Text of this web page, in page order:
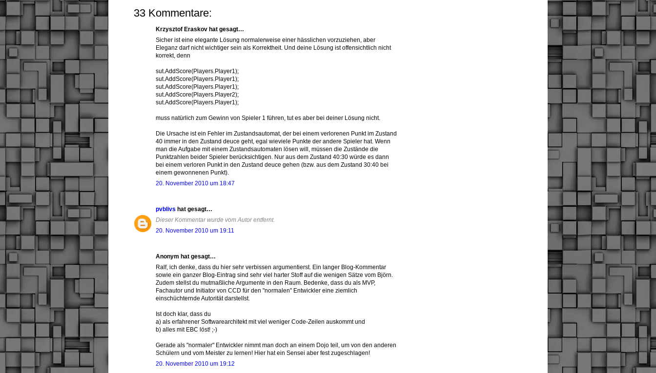
33 Kommentare:
Krzysztof Eraskov hat gesagt…
Sicher ist eine elegante Lösung normalerweise einer hässlichen vorzuziehen, aber
Eleganz darf nicht wichtiger sein als Korrektheit. Und deine Lösung ist offensichtlich nicht
korrekt, denn
sut.AddScore(Players.Player1);
sut.AddScore(Players.Player1);
sut.AddScore(Players.Player1);
sut.AddScore(Players.Player2);
sut.AddScore(Players.Player1);
muss natürlich zum Gewinn von Spieler 1 führen, tut es aber bei deiner Lösung nicht.
Die Ursache ist ein Fehler im Zustandsautomat, der bei einem verlorenen Punkt im Zustand
40 immer in den Zustand deuce geht, egal wieviele Punkte der andere Spieler hat. Wenn
man die Aufgabe mit einem Zustandsautomaten lösen will, müssen die Zustände die
Punktzahlen beider Spieler berücksichtigen. Nur aus dem Zustand 40:30 würde es dann
bei einem verloren Punkt in den Zustand deuce gehen (bzw. aus dem Zustand 30:40 bei
einem gewonnenen Punkt).
20. November 2010 um 18:47
pvblivs hat gesagt…
Dieser Kommentar wurde vom Autor entfernt.
20. November 2010 um 19:11
Anonym hat gesagt…
Ralf, ich denke, dass du hier sehr verbissen argumentierst. Ein langer Blog-Kommentar
sowie ein ganzer Blog-Eintrag sind sehr viel harter Stoff auf die wenigen Sätze vom Björn.
Zudem stellst du mutmaßliche Argumente in den Raum. Bedenke, dass du als MVP,
Fachautor und Initiator von CCD für den "normalen" Entwickler eine ziemlich
einschüchternde Autorität darstellst.
Ist doch klar, dass du
a) als erfahrener Softwarearchitekt mit viel weniger Code-Zeilen auskommt und
b) alles mit EBC löst! ;-)
Gerade als "normaler" Entwickler nimmt man doch an einem Dojo teil, um von den anderen
Schülern und vom Meister zu lernen! Hier hat ein Sensei aber fest zugeschlagen!
20. November 2010 um 19:12